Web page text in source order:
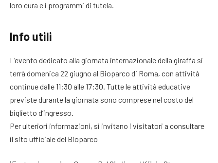
loro cura e i programmi di tutela.
Info utili
L’evento dedicato alla giornata internazionale della giraffa si
terrà domenica 22 giugno al Bioparco di Roma, con attività
continue dalle 11:30 alle 17:30. Tutte le attività educative
previste durante la giornata sono comprese nel costo del
biglietto d’ingresso.
Per ulteriori informazioni, si invitano i visitatori a consultare
il sito ufficiale del Bioparco